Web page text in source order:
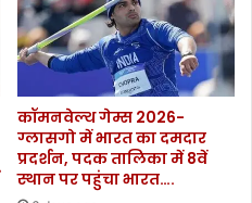
कॉमनवेल्थ गेम्स 2026-
ग्लासगो में भारत का दमदार
प्रदर्शन, पदक तालिका में 8वें
स्थान पर पहुंचा भारत….